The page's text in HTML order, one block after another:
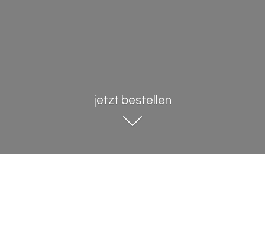
jetzt bestellen